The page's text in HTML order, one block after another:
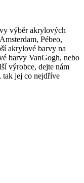
výběr akrylových
Pébeo,
akrylové barvy na
barvy VanGogh, nebo
výrobce, dejte nám
tak jej co nejdříve